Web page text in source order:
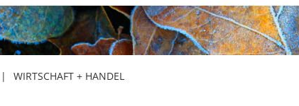
WIRTSCHAFT + HANDEL